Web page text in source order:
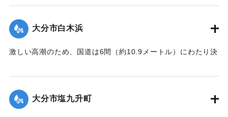
｜固有コード:00363002
大分市白木浜
激しい高潮のため、国道は6間（約10.9メートル）にわたり決
大分市塩九升町